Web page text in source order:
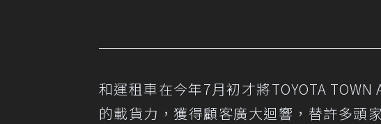
和運租車在今年7月初才將TOYOTA
的載貨力，獲得顧客廣大迴響，替許多頭